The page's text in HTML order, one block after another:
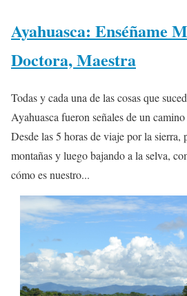
Ayahuasca: Enséñame
Doctora, Maestra
Todas y cada una de las cosas que
Ayahuasca fueron señales de un
Desde las 5 horas de viaje por la sierra,
montañas y luego bajando a la selva,
cómo es nuestro...